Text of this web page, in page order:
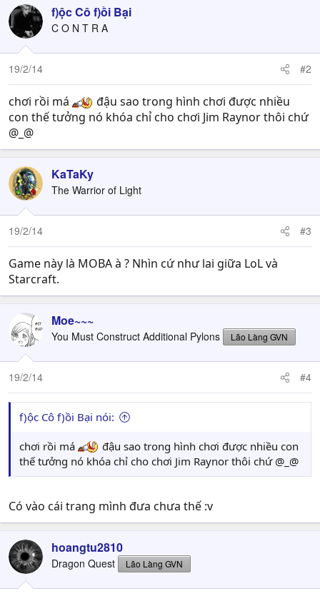
f)ộc Cô f)ồi Bại
C O N T R A
19/2/14 #2
chơi rồi má
đậu sao trong hình chơi được nhiều
con thế tưởng nó khóa chỉ cho chơi Jim Raynor thôi chứ
@_@
KaTaKy
The Warrior of Light
19/2/14 #3
Game này là MOBA à ? Nhìn cứ như lai giữa LoL và
Starcraft.
Moe~~~
You Must Construct Additional Pylons Lão Làng GVN
19/2/14 #4
f)ộc Cô f)ồi Bại nói:
chơi rồi má
đậu sao trong hình chơi được nhiều con
thế tưởng nó khóa chỉ cho chơi Jim Raynor thôi chứ @_@
Có vào cái trang mình đưa chưa thế :v
hoangtu2810
Dragon Quest Lão Làng GVN